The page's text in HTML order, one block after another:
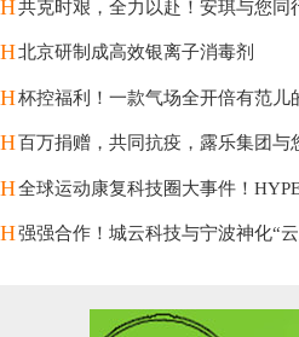
H共克时艰，全力以赴！安琪与您同
H北京研制成高效银离子消毒剂
H杯控福利！一款气场全开倍有范儿
H百万捐赠，共同抗疫，露乐集团与
H全球运动康复科技圈大事件！
H强强合作！城云科技与宁波神化“